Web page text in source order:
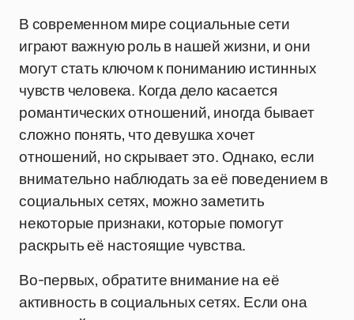
В современном мире социальные сети
играют важную роль в нашей жизни, и они
могут стать ключом к пониманию истинных
чувств человека. Когда дело касается
романтических отношений, иногда бывает
сложно понять, что девушка хочет
отношений, но скрывает это. Однако, если
внимательно наблюдать за её поведением в
социальных сетях, можно заметить
некоторые признаки, которые помогут
раскрыть её настоящие чувства.
Во-первых, обратите внимание на её
активность в социальных сетях. Если она